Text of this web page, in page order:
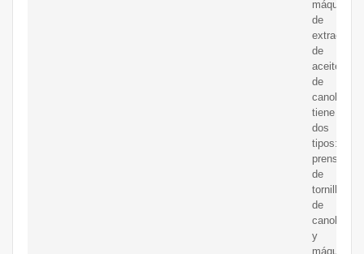
máquina
de
extracción
de
aceite
de
canola
tiene
dos
tipos:
prensa
de
tornillo
de
canola
y
máquina